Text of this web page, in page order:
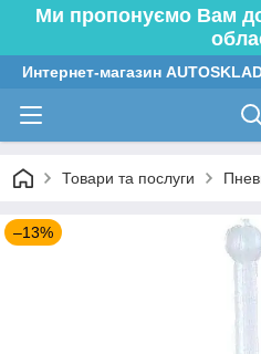
Ми пропонуємо Вам
Интернет-магазин
Товари та послуги
–13%